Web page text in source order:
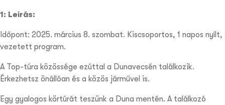
1: Leírás:
Időpont: 2025. március 8. szombat. Kiscsoportos, 1 napos nyílt,
vezetett program.
A Top-túra közössége ezúttal a Dunavecsén találkozik.
Érkezhetsz önállóan és a közös járművel is.
Egy gyalogos körtúrát teszünk a Duna mentén. A találkozó